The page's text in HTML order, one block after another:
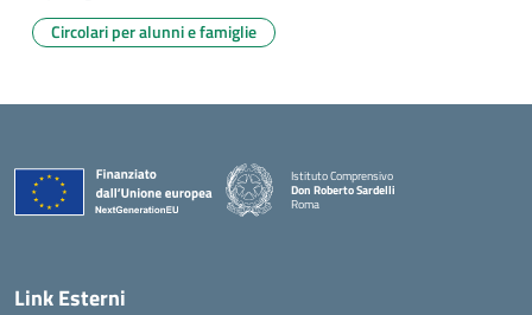
Circolari per alunni e famiglie
Istituto Comprensivo
Don Roberto Sardelli
Roma
Link Esterni